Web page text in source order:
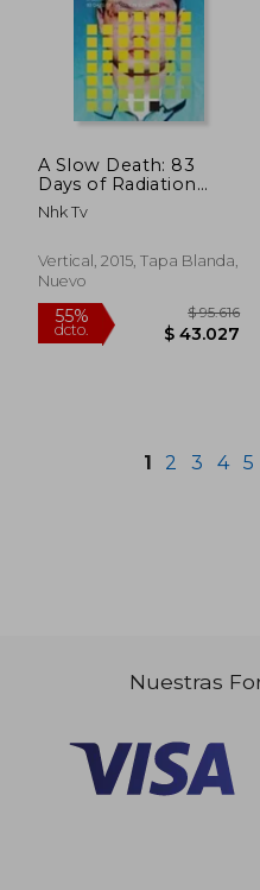
45%
A Slow Death: 83
Days of Radiation
Sickness (en Inglés)
Nhk Tv
Vertical, 2015, Tapa Blanda,
Nuevo
1 2 3 4 5
Nuestras